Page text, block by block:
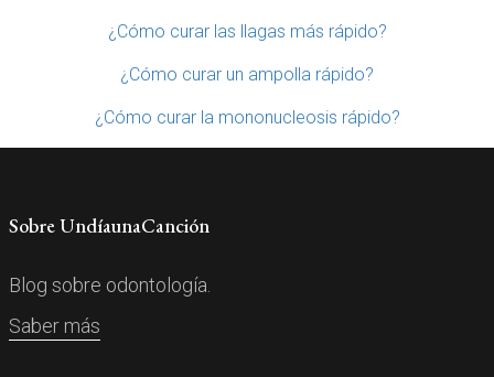
¿Cómo curar las llagas más rápido?
¿Cómo curar un ampolla rápido?
¿Cómo curar la mononucleosis rápido?
Sobre UndíaunaCanción
Blog sobre odontología.
Saber más